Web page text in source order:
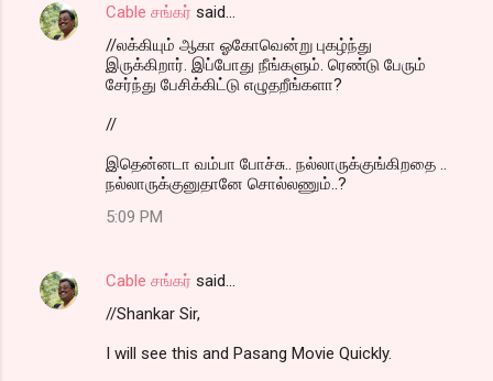
Cable சங்கர் said…
//லக்கியும் ஆகா ஓகோவென்று புகழ்ந்து
இருக்கிறார். இப்போது நீங்களும். ரெண்டு பேரும்
சேர்ந்து பேசிக்கிட்டு எழுதறீங்களா?
//
இதென்னடா வம்பா போச்சு.. நல்லாருக்குங்கிறதை ..
நல்லாருக்குனுதானே சொல்லணும்..?
5:09 PM
Cable சங்கர் said…
//Shankar Sir,
I will see this and Pasang Movie Quickly.